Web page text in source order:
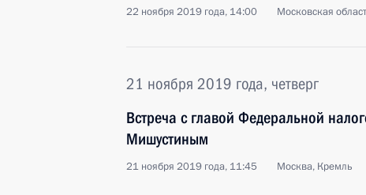
22 ноября 2019 года, 14:00 Московская
21 ноября 2019 года, четверг
Встреча с главой Федеральной
Мишустиным
21 ноября 2019 года, 11:45 Москва, Кремль